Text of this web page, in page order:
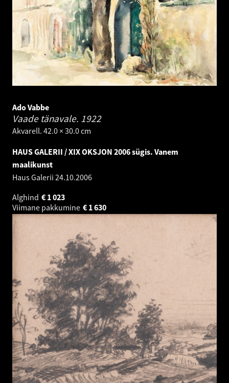
Ado Vabbe
Vaade tänavale. 1922
Akvarell. 42.0 × 30.0 cm
HAUS GALERII / XIX OKSJON 2006 sügis. Vanem
maalikunst
Haus Galerii 24.10.2006
Alghind
1 023
€
Viimane pakkumine
1 630
€